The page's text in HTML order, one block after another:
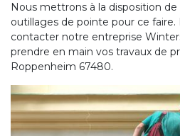
Nous mettrons à la disposition
outillages de pointe pour ce faire.
contacter notre entreprise
prendre en main vos travaux de
Roppenheim 67480.